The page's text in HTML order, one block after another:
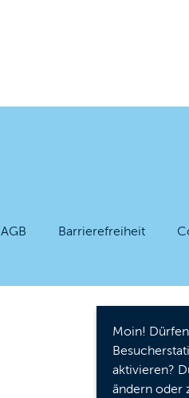
AGB Barrierefreiheit
Moin!
aktivieren?
ändern oder